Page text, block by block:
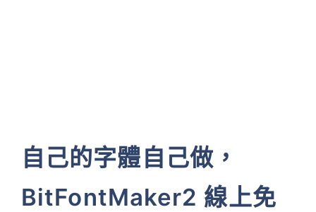
自己的字體自己做，
BitFontMaker2 線上免